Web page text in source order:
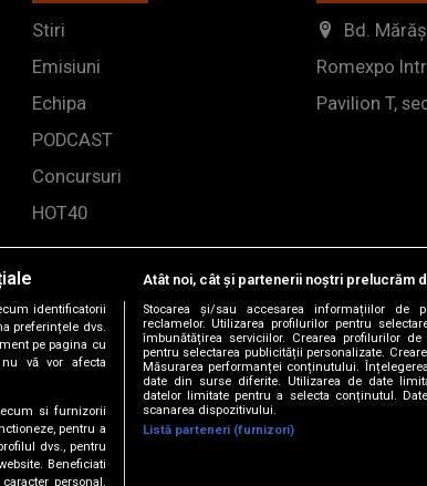
Stiri
Emisiuni
Echipa
PODCAST
Concursuri
HOT40
Bd.
Romexpo
Pavilion T,
DOGAN MEDIA INTERNATIONAL SA, Toate
identificatorii
preferințele dvs.
pe pagina cu
vă vor afecta
si furnizorii
pentru a
dvs., pentru
Beneficiati
personal.
Atât noi, cât și partenerii noștri prelucrăm
Stocarea și/sau accesarea informațiilor de
reclamelor. Utilizarea profilurilor pentru
îmbunătățirea serviciilor. Crearea profilurilor
pentru selectarea publicității personalizate.
Măsurarea performanței conținutului.
date din surse diferite. Utilizarea de date
datelor limitate pentru a selecta conținutul.
scanarea dispozitivului.
Listă parteneri (furnizori)